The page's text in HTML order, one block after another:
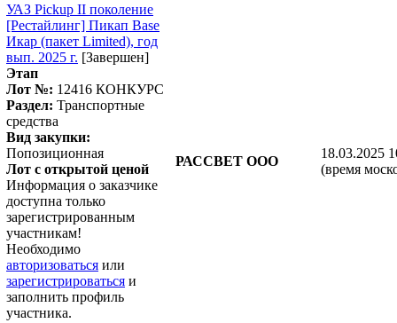
УАЗ Pickup II поколение
[Рестайлинг] Пикап Base
Икар (пакет Limited), год
вып. 2025 г. [Завершен]
Этап
Лот №: 12416 КОНКУРС
Раздел: Транспортные
средства
Вид закупки:
Попозиционная
Лот с открытой ценой
Информация о заказчике
доступна только
зарегистрированным
участникам!
Необходимо
авторизоваться или
зарегистрироваться и
заполнить профиль
участника.
РАССВЕТ ООО
18.03.2025
(время